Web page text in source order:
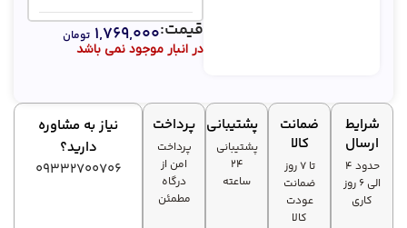
جنس
بدنه و
آلومینیوم
–
ظرفیت
باتری:
350 میلی
آمپر ساعت
در انبار موجود نمی باشد
قیمت:۱,۷۶۹,۰۰۰ تومان
شرایط
ارسال
حدود 4
الی 6 روز
کاری
ضمانت
کالا
تا ۷ روز
ضمانت
عودت
کالا
پشتیبانی
پشتیبانی
۲۴
ساعته
پرداخت
پرداخت
امن از
درگاه
مطمئن
نیاز به مشاوره
دارید؟
09332700706